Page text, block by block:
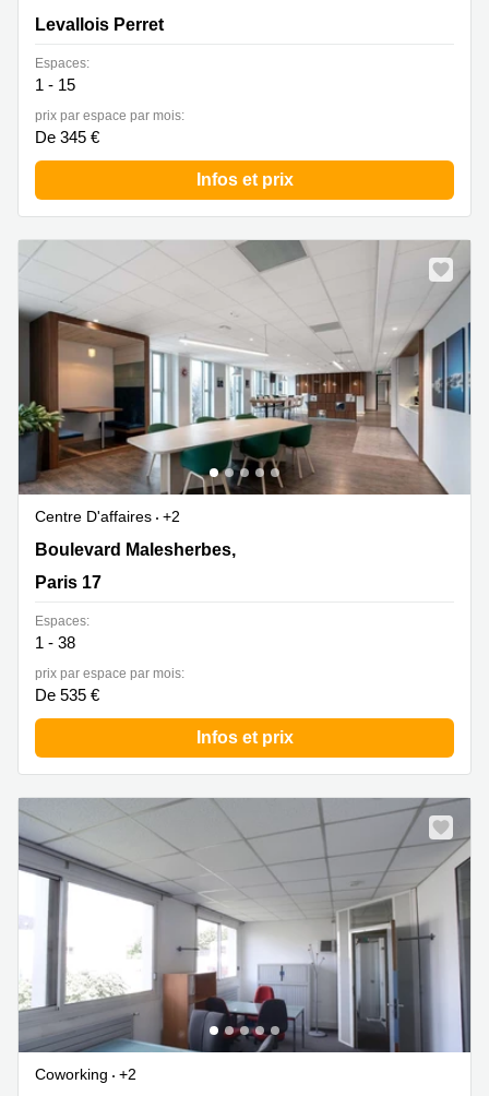
Levallois Perret
Espaces:
1 - 15
prix par espace par mois:
De 345 €
Infos et prix
Centre D'affaires
+2
163 Boulevard Malesherbes,163 Boulevard
Malesherbes, Paris 17
Boulevard Malesherbes,
Paris 17
Espaces:
1 - 38
prix par espace par mois:
De 535 €
Infos et prix
Coworking
+2